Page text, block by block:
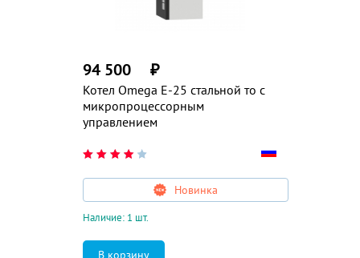
Котел Omega E-25 стальной то с
микропроцессорным
управлением
94 500 ₽
Новинка
Наличие: 1 шт.